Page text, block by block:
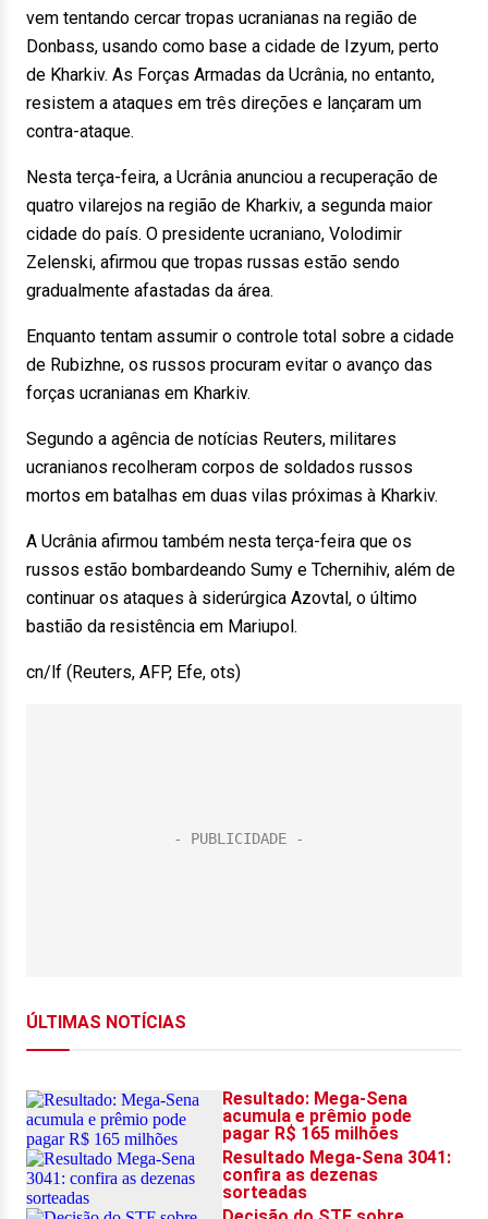
vem tentando cercar tropas ucranianas na região de
Donbass, usando como base a cidade de Izyum, perto
de Kharkiv. As Forças Armadas da Ucrânia, no entanto,
resistem a ataques em três direções e lançaram um
contra-ataque.
Nesta terça-feira, a Ucrânia anunciou a recuperação de
quatro vilarejos na região de Kharkiv, a segunda maior
cidade do país. O presidente ucraniano, Volodimir
Zelenski, afirmou que tropas russas estão sendo
gradualmente afastadas da área.
Enquanto tentam assumir o controle total sobre a cidade
de Rubizhne, os russos procuram evitar o avanço das
forças ucranianas em Kharkiv.
Segundo a agência de notícias Reuters, militares
ucranianos recolheram corpos de soldados russos
mortos em batalhas em duas vilas próximas à Kharkiv.
A Ucrânia afirmou também nesta terça-feira que os
russos estão bombardeando Sumy e Tchernihiv, além de
continuar os ataques à siderúrgica Azovtal, o último
bastião da resistência em Mariupol.
cn/lf (Reuters, AFP, Efe, ots)